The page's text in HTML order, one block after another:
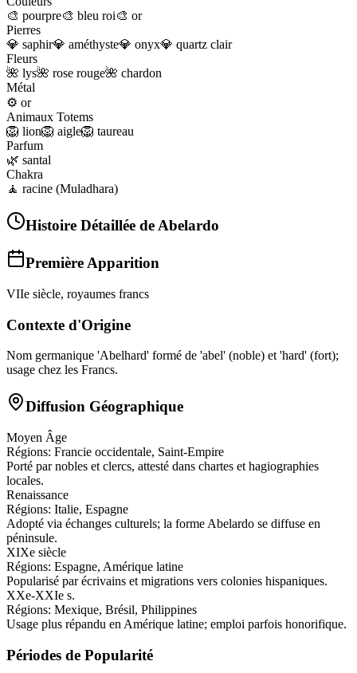
🎨 pourpre🎨 bleu roi🎨 or
Pierres
💎 saphir💎 améthyste💎 onyx💎 quartz clair
Fleurs
🌺 lys🌺 rose rouge🌺 chardon
Métal
⚙️ or
Animaux Totems
🦁 lion🦁 aigle🦁 taureau
Parfum
🌿 santal
Chakra
🧘 racine (Muladhara)
Histoire Détaillée de Abelardo
Première Apparition
VIIe siècle, royaumes francs
Contexte d'Origine
Nom germanique 'Abelhard' formé de 'abel' (noble) et 'hard' (fort);
usage chez les Francs.
Diffusion Géographique
Moyen Âge
Régions: Francie occidentale, Saint-Empire
Porté par nobles et clercs, attesté dans chartes et hagiographies
locales.
Renaissance
Régions: Italie, Espagne
Adopté via échanges culturels; la forme Abelardo se diffuse en
péninsule.
XIXe siècle
Régions: Espagne, Amérique latine
Popularisé par écrivains et migrations vers colonies hispaniques.
XXe-XXIe s.
Régions: Mexique, Brésil, Philippines
Usage plus répandu en Amérique latine; emploi parfois honorifique.
Périodes de Popularité